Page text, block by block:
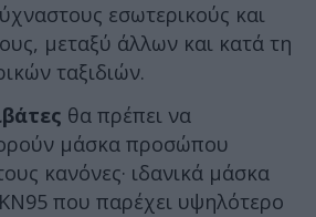
εσωτερικούς και
μεταξύ άλλων και κατά τη
ταξιδιών.
θα πρέπει να
μάσκα προσώπου
κανόνες· ιδανικά μάσκα
που παρέχει υψηλότερο